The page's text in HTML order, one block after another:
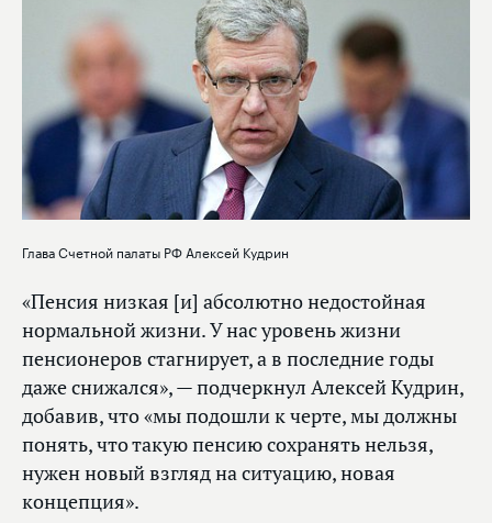
Глава Счетной палаты РФ Алексей Кудрин
«Пенсия низкая [и] абсолютно недостойная
нормальной жизни. У нас уровень жизни
пенсионеров стагнирует, а в последние годы
даже снижался», — подчеркнул Алексей Кудрин,
добавив, что «мы подошли к черте, мы должны
понять, что такую пенсию сохранять нельзя,
нужен новый взгляд на ситуацию, новая
концепция».